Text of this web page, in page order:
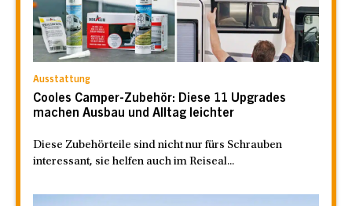
Ausstattung
Cooles Camper-Zubehör: Diese 11 Upgrades
machen Ausbau und Alltag leichter
Diese Zubehörteile sind nicht nur fürs Schrauben
interessant, sie helfen auch im Reiseal...